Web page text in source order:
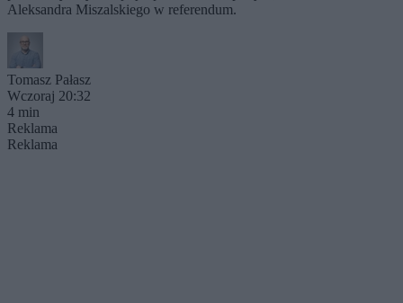
Aleksandra Miszalskiego w referendum.
Tomasz Pałasz
Wczoraj 20:32
4 min
Reklama
Reklama